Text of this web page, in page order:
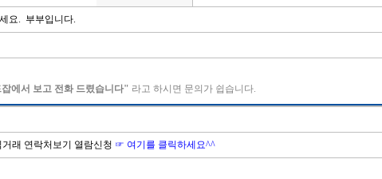
요. 부부입니다.
에서 보고 전화 드렸습니다" 라고 하시면 문의가 쉽습니다.
래 연락처보기 열람신청 ☞ 여기를 클릭하세요^^